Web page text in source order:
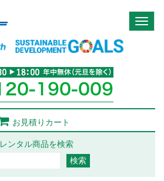
お見積りカート
レンタル商品を検索